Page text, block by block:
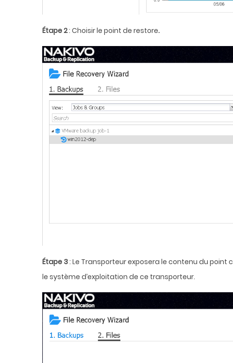
Étape 2: Choisir le point de restore.
Étape 3: Le Transporteur exposera le contenu du point
le système d’exploitation de ce transporteur.